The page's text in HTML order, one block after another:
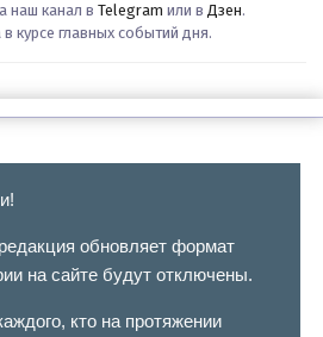
наш канал в Telegram или в Дзен.
в курсе главных событий дня.
обновляет формат
на сайте будут отключены.
кто на протяжении